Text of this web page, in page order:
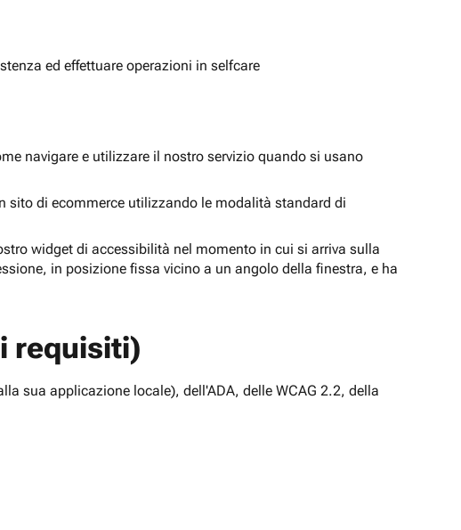
ed effettuare operazioni in selfcare
navigare e utilizzare il nostro servizio quando si usano
sito di ecommerce utilizzando le modalità standard di
widget di accessibilità nel momento in cui si arriva sulla
in posizione fissa vicino a un angolo della finestra, e ha
requisiti)
sua applicazione locale), dell'ADA, delle WCAG 2.2, della